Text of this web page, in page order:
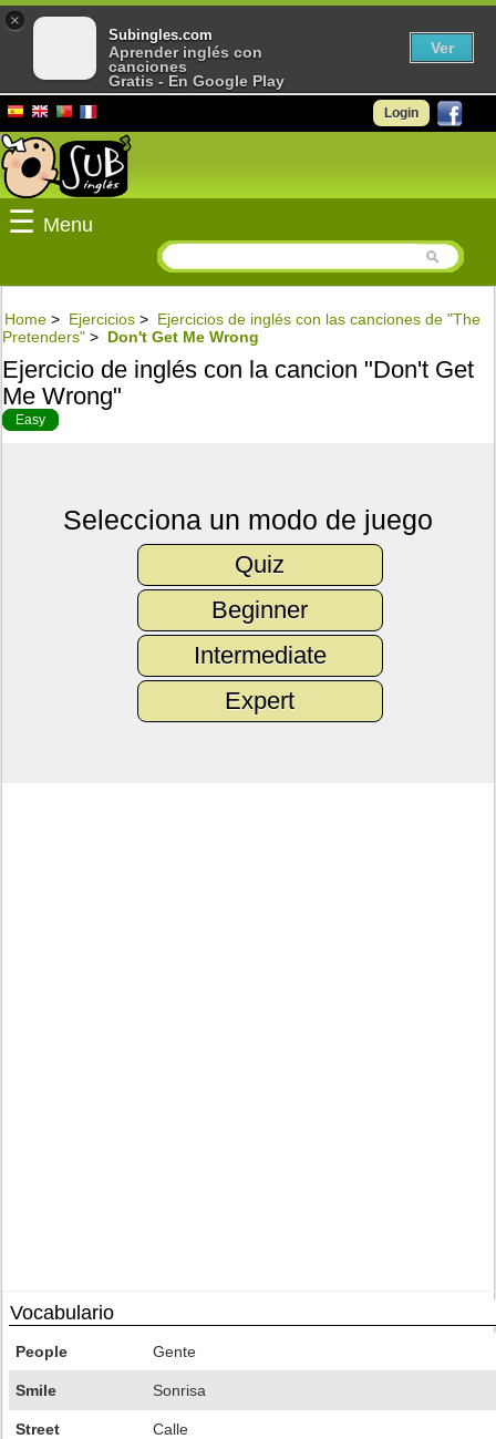
Login
☰ Menu
Home > Ejercicios > Ejercicios de inglés con las canciones de "The
Pretenders" > Don't Get Me Wrong
Ejercicio de inglés con la cancion "Don't Get
Me Wrong"
Easy
Selecciona un modo de juego
Quiz
Beginner
Intermediate
Expert
Vocabulario
People Gente
Smile Sonrisa
Street Calle
×
Subingles.com
Aprender inglés con
canciones
Gratis - En Google Play
Ver